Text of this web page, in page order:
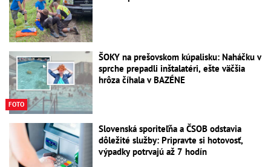
FOTO
ŠOKY na prešovskom kúpalisku: Naháčku v
sprche prepadli inštalatéri, ešte väčšia
hrôza číhala v BAZÉNE
Slovenská sporiteľňa a ČSOB odstavia
dôležité služby: Pripravte si hotovosť,
výpadky potrvajú až 7 hodín